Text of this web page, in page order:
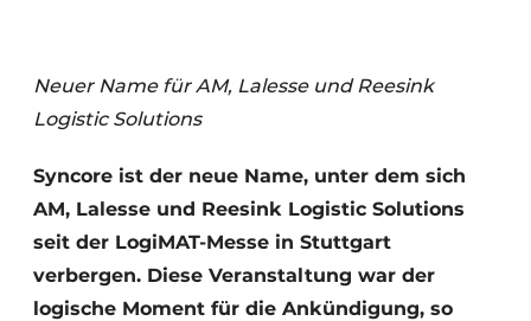
Neuer Name für AM, Lalesse und Reesink
Logistic Solutions
Syncore ist der neue Name, unter dem sich
AM, Lalesse und Reesink Logistic Solutions
seit der LogiMAT-Messe in Stuttgart
verbergen. Diese Veranstaltung war der
logische Moment für die Ankündigung, so